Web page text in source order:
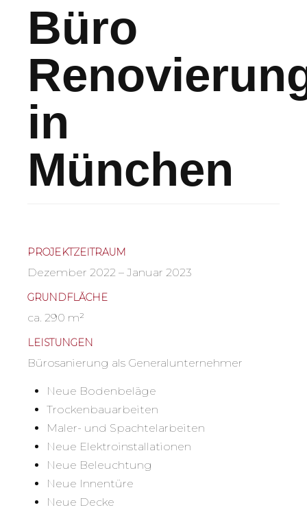
Büro
in
München
PROJEKTZEITRAUM
Dezember 2022 – Januar 2023
GRUNDFLÄCHE
ca. 290 m²
LEISTUNGEN
Bürosanierung als Generalunternehmer
Neue Bodenbeläge
Trockenbauarbeiten
Maler- und Spachtelarbeiten
Neue Elektroinstallationen
Neue Beleuchtung
Neue Innentüre
Neue Decke